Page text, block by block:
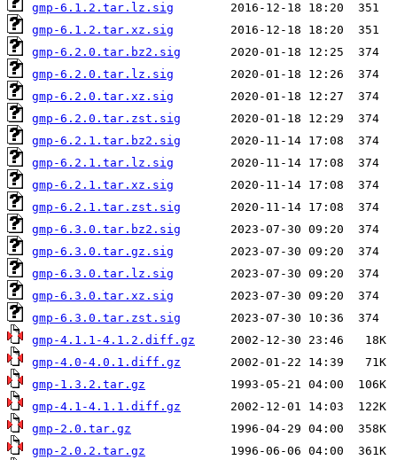
gmp-6.1.2.tar.lz.sig
gmp-6.1.2.tar.xz.sig
gmp-6.2.0.tar.bz2.sig
gmp-6.2.0.tar.lz.sig
gmp-6.2.0.tar.xz.sig
gmp-6.2.0.tar.zst.sig
gmp-6.2.1.tar.bz2.sig
gmp-6.2.1.tar.lz.sig
gmp-6.2.1.tar.xz.sig
gmp-6.2.1.tar.zst.sig
gmp-6.3.0.tar.bz2.sig
gmp-6.3.0.tar.gz.sig
gmp-6.3.0.tar.lz.sig
gmp-6.3.0.tar.xz.sig
gmp-6.3.0.tar.zst.sig
gmp-4.1.1-4.1.2.diff.gz
gmp-4.0-4.0.1.diff.gz
gmp-1.3.2.tar.gz
gmp-4.1-4.1.1.diff.gz
gmp-2.0.tar.gz
gmp-2.0.2.tar.gz